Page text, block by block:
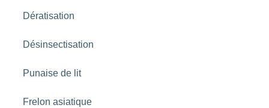
Dératisation
Désinsectisation
Punaise de lit
Frelon asiatique